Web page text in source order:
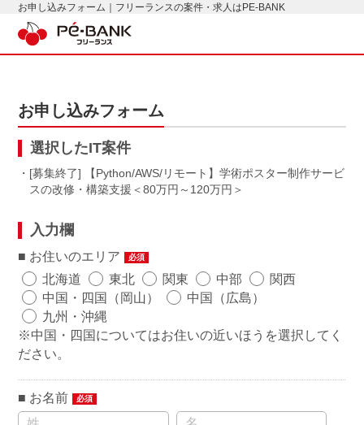
お申し込みフォーム｜フリーランスの案件・求人はPE-BANK
お申し込みフォーム
選択したIT案件
・[募集終了] 【Python/AWS/リモート】学術ポスター制作サービ
スの改修・構築支援
80万円～120万円
入力欄
お住いのエリア 必須
北海道 東北 関東 中部
関西
中国・四国（岡山）
中国（広島）
九州・沖縄
※中国・四国についてはお住いの近いほうを選択してく
ださい。
お名前 必須